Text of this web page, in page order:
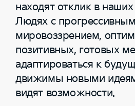
находят отклик в
Людях с прогрессивным
мировоззрением,
позитивных, готовых
адаптироваться к
движимы новыми
видят возможности.